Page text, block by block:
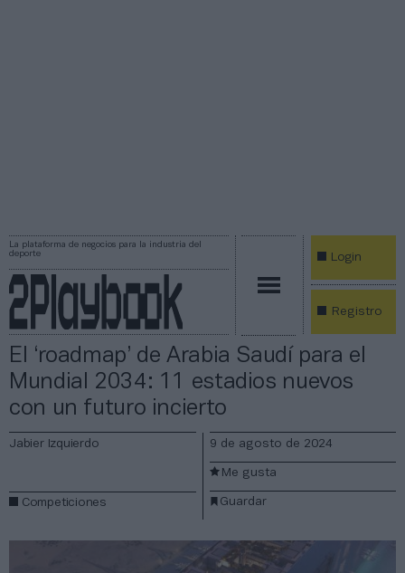
La plataforma de negocios para la industria del
deporte
Login
Registro
El ‘roadmap’ de Arabia Saudí para el
Mundial 2034: 11 estadios nuevos
con un futuro incierto
Jabier Izquierdo
Competiciones
9 de agosto de 2024
Guardar
Me gusta